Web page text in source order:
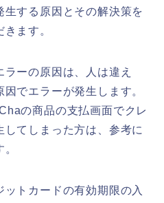
生する原因とその解決策を
ます。
ーの原因は、人は違え
でエラーが発生します。
の商品の支払画面でクレ
てしまった方は、参考に
トカードの有効期限の入